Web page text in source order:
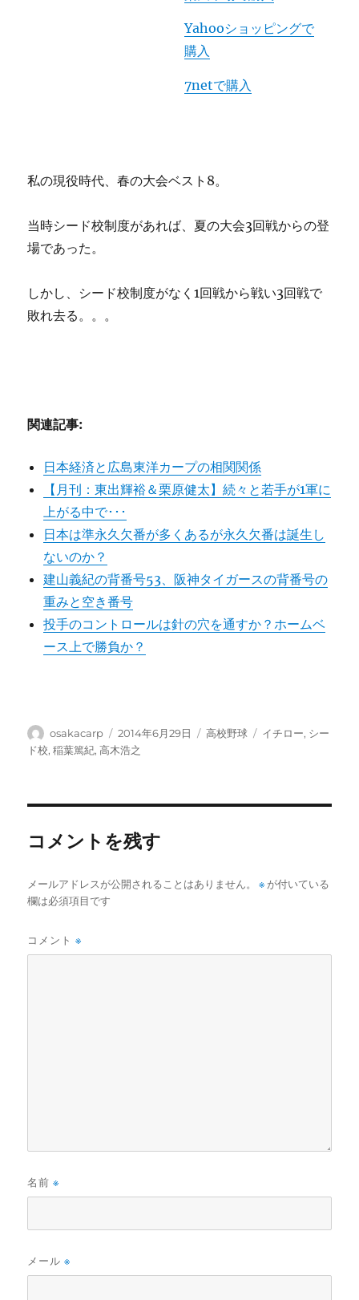
Yahooショッピングで
購入
7netで購入
私の現役時代、春の大会ベスト8。
当時シード校制度があれば、夏の大会3回戦からの登
場であった。
しかし、シード校制度がなく1回戦から戦い3回戦で
敗れ去る。。。
関連記事:
日本経済と広島東洋カープの相関関係
【月刊：東出輝裕＆栗原健太】続々と若手が1軍に
上がる中で･･･
日本は準永久欠番が多くあるが永久欠番は誕生し
ないのか？
建山義紀の背番号53、阪神タイガースの背番号の
重みと空き番号
投手のコントロールは針の穴を通すか？ホームベ
ース上で勝負か？
投
稿
osakacarp
投
稿
2014年6月29日
カ
高校野球
タ
イチロー, シー
ド校,稲葉篤紀,高木浩之
コメントを残す
メールアドレスが公開されることはありません。 ※ が付いている
欄は必須項目です
コメント※
名前※
メール※